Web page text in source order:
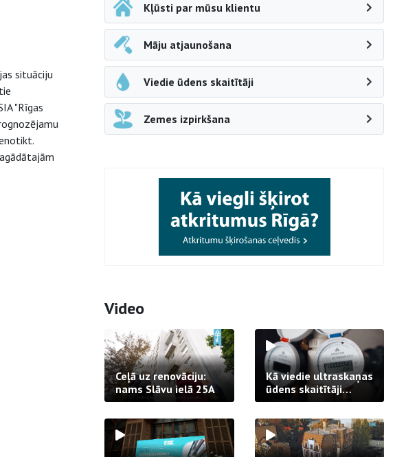
situāciju
"Rīgas
Kļūsti par mūsu klientu
Māju atjaunošana
Viedie ūdens skaitītāji
Zemes izpirkšana
Video
Ceļā uz renovāciju:
nams Slāvu ielā 25A
Kā viedie ultraskaņas
ūdens skaitītāji
strādā praksē